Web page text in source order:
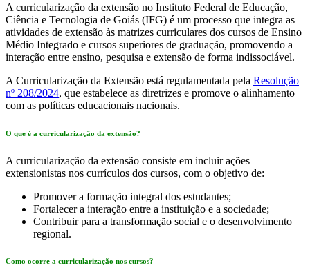
A curricularização da extensão no Instituto Federal de Educação,
Ciência e Tecnologia de Goiás (IFG) é um processo que integra as
atividades de extensão às matrizes curriculares dos cursos de Ensino
Médio Integrado e cursos superiores de graduação, promovendo a
interação entre ensino, pesquisa e extensão de forma indissociável.
A Curricularização da Extensão está regulamentada pela Resolução
nº 208/2024, que estabelece as diretrizes e promove o alinhamento
com as políticas educacionais nacionais.
O que é a curricularização da extensão?
A curricularização da extensão consiste em incluir ações
extensionistas nos currículos dos cursos, com o objetivo de:
Promover a formação integral dos estudantes;
Fortalecer a interação entre a instituição e a sociedade;
Contribuir para a transformação social e o desenvolvimento
regional.
Como ocorre a curricularização nos cursos?